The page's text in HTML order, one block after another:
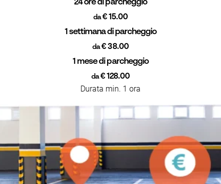
24 ore di parcheggio
da€ 15.00
1 settimana di parcheggio
da€ 38.00
1 mese di parcheggio
da€ 128.00
Durata min. 1 ora